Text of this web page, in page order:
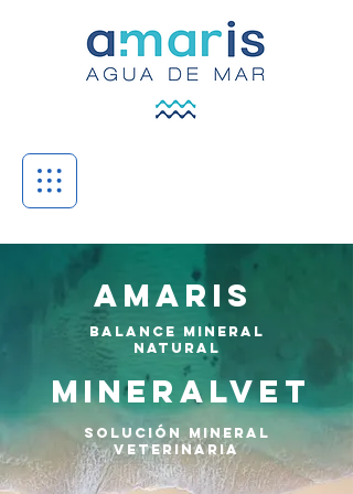
AMARIS
BALANCE MINERAL
natural
MINERALVET
SOLUCIÓN MINERAL
veterinaria